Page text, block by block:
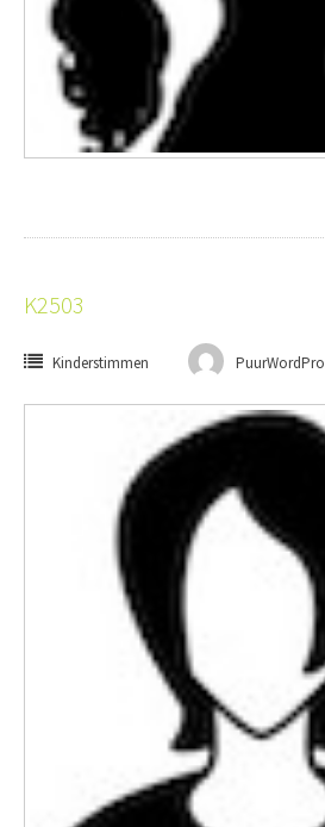
K2503
Kinderstimmen PuurWordPro